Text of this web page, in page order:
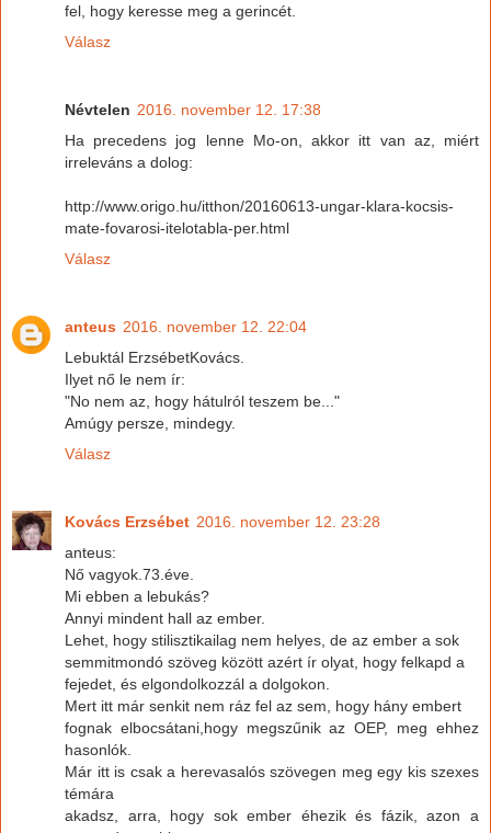
fel, hogy keresse meg a gerincét.
Válasz
Névtelen 2016. november 12. 17:38
Ha precedens jog lenne Mo-on, akkor itt van az, miért
irreleváns a dolog:
http://www.origo.hu/itthon/20160613-ungar-klara-kocsis-
mate-fovarosi-itelotabla-per.html
Válasz
anteus 2016. november 12. 22:04
Lebuktál ErzsébetKovács.
Ilyet nő le nem ír:
"No nem az, hogy hátulról teszem be..."
Amúgy persze, mindegy.
Válasz
Kovács Erzsébet 2016. november 12. 23:28
anteus:
Nő vagyok.73.éve.
Mi ebben a lebukás?
Annyi mindent hall az ember.
Lehet, hogy stilisztikailag nem helyes, de az ember a sok
semmitmondó szöveg között azért ír olyat, hogy felkapd a
fejedet, és elgondolkozzál a dolgokon.
Mert itt már senkit nem ráz fel az sem, hogy hány embert
fognak elbocsátani,hogy megszűnik az OEP, meg ehhez
hasonlók.
Már itt is csak a herevasalós szövegen meg egy kis szexes
témára
akadsz, arra, hogy sok ember éhezik és fázik, azon a